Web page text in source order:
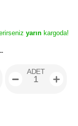
yarın kargoda!
ADET